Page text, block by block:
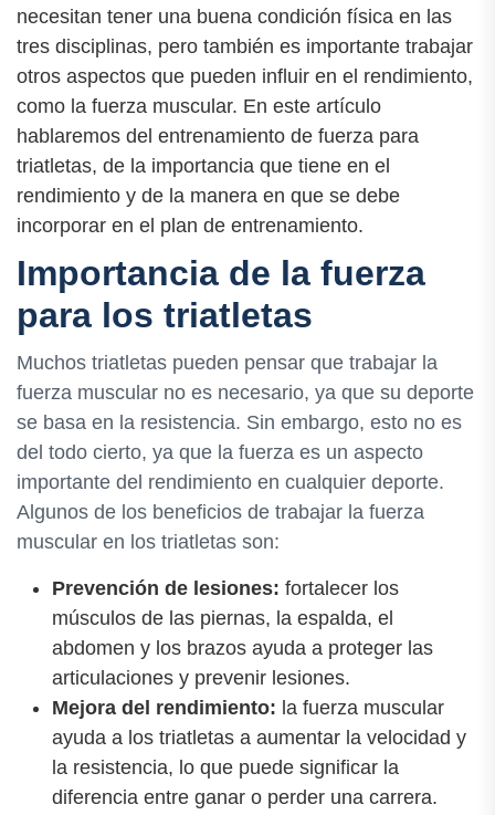
necesitan tener una buena condición física en las
tres disciplinas, pero también es importante trabajar
otros aspectos que pueden influir en el rendimiento,
como la fuerza muscular. En este artículo
hablaremos del entrenamiento de fuerza para
triatletas, de la importancia que tiene en el
rendimiento y de la manera en que se debe
incorporar en el plan de entrenamiento.
Importancia de la fuerza
para los triatletas
Muchos triatletas pueden pensar que trabajar la
fuerza muscular no es necesario, ya que su deporte
se basa en la resistencia. Sin embargo, esto no es
del todo cierto, ya que la fuerza es un aspecto
importante del rendimiento en cualquier deporte.
Algunos de los beneficios de trabajar la fuerza
muscular en los triatletas son:
Prevención de lesiones: fortalecer los
músculos de las piernas, la espalda, el
abdomen y los brazos ayuda a proteger las
articulaciones y prevenir lesiones.
Mejora del rendimiento: la fuerza muscular
ayuda a los triatletas a aumentar la velocidad y
la resistencia, lo que puede significar la
diferencia entre ganar o perder una carrera.